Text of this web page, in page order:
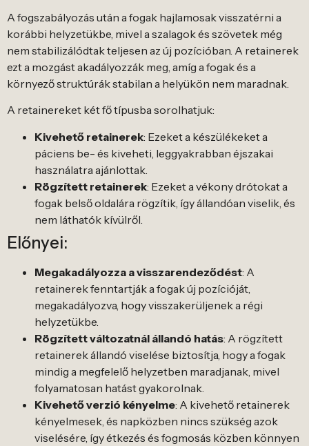
A fogszabályozás után a fogak hajlamosak visszatérni a
korábbi helyzetükbe, mivel a szalagok és szövetek még
nem stabilizálódtak teljesen az új pozícióban. A retainerek
ezt a mozgást akadályozzák meg, amíg a fogak és a
környező struktúrák stabilan a helyükön nem maradnak.
A retainereket két fő típusba sorolhatjuk:
Kivehető retainerek: Ezeket a készülékeket a
páciens be- és kiveheti, leggyakrabban éjszakai
használatra ajánlottak.
Rögzített retainerek: Ezeket a vékony drótokat a
fogak belső oldalára rögzítik, így állandóan viselik, és
nem láthatók kívülről.
Előnyei:
Megakadályozza a visszarendeződést: A
retainerek fenntartják a fogak új pozícióját,
megakadályozva, hogy visszakerüljenek a régi
helyzetükbe.
Rögzített változatnál állandó hatás: A rögzített
retainerek állandó viselése biztosítja, hogy a fogak
mindig a megfelelő helyzetben maradjanak, mivel
folyamatosan hatást gyakorolnak.
Kivehető verzió kényelme: A kivehető retainerek
kényelmesek, és napközben nincs szükség azok
viselésére, így étkezés és fogmosás közben könnyen